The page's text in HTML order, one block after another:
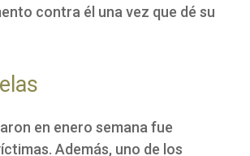
contra él una vez que dé su
en enero semana fue
Además, uno de los